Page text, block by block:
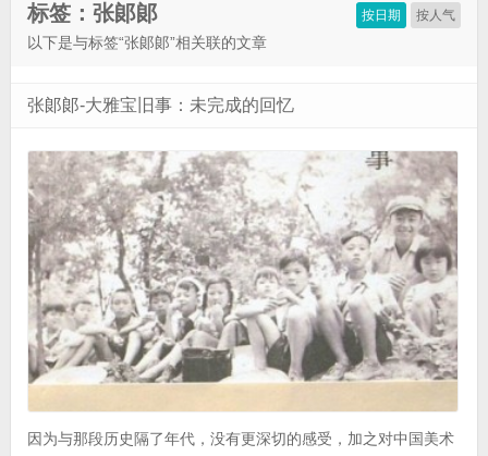
按日期 按人气
标签：张郞郞
以下是与标签“张郞郞”相关联的文章
张郞郞-大雅宝旧事：未完成的回忆
因为与那段历史隔了年代，没有更深切的感受，加之对中国美术